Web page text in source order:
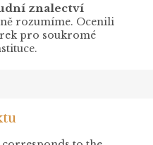
znalectví
rozumíme. Ocenili
pro soukromé